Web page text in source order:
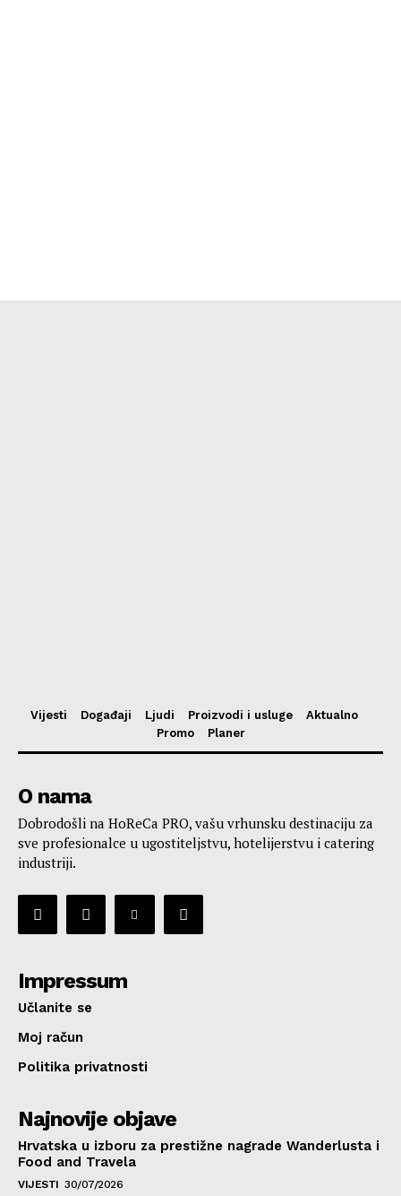
Vijesti Događaji Ljudi Proizvodi i usluge
Aktualno
Promo
Planer
O nama
Dobrodošli na HoReCa PRO, vašu vrhunsku destinaciju za
sve profesionalce u ugostiteljstvu, hotelijerstvu i catering
industriji.
Impressum
Učlanite se
Moj račun
Politika privatnosti
Najnovije objave
Hrvatska u izboru za prestižne nagrade Wanderlusta i
Food and Travela
VIJESTI 30/07/2026